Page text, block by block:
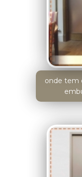
onde tem